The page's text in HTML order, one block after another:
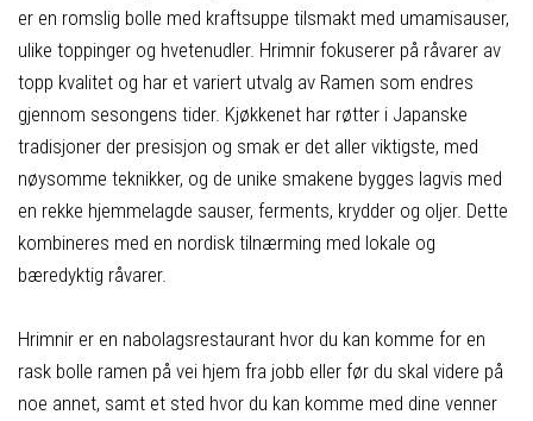
er en romslig bolle med kraftsuppe tilsmakt med umamisauser,
ulike toppinger og hvetenudler. Hrimnir fokuserer på råvarer av
topp kvalitet og har et variert utvalg av Ramen som endres
gjennom sesongens tider. Kjøkkenet har røtter i Japanske
tradisjoner der presisjon og smak er det aller viktigste, med
nøysomme teknikker, og de unike smakene bygges lagvis med
en rekke hjemmelagde sauser, ferments, krydder og oljer. Dette
kombineres med en nordisk tilnærming med lokale og
bæredyktig råvarer.
Hrimnir er en nabolagsrestaurant hvor du kan komme for en
rask bolle ramen på vei hjem fra jobb eller før du skal videre på
noe annet, samt et sted hvor du kan komme med dine venner